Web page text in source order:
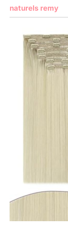
naturels remy